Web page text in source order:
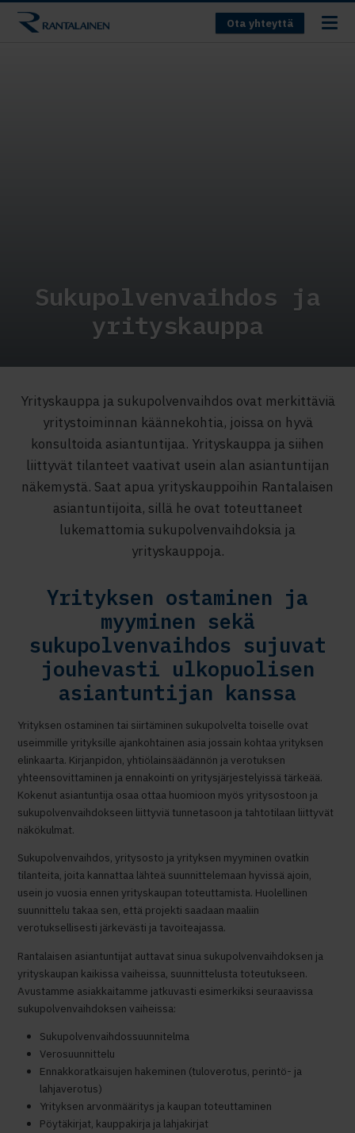
Ota yhteyttä
Sukupolvenvaihdos ja
yrityskauppa
Yrityskauppa ja sukupolvenvaihdos ovat merkittäviä
yritystoiminnan käännekohtia, joissa on hyvä
konsultoida asiantuntijaa. Yrityskauppa ja siihen
liittyvät tilanteet vaativat usein alan asiantuntijan
näkemystä. Saat apua yrityskauppoihin Rantalaisen
asiantuntijoita, sillä he ovat toteuttaneet
lukemattomia sukupolvenvaihdoksia ja
yrityskauppoja.
Yrityksen ostaminen ja
myyminen sekä
sukupolvenvaihdos sujuvat
jouhevasti ulkopuolisen
asiantuntijan kanssa
Yrityksen ostaminen tai siirtäminen sukupolvelta toiselle ovat
useimmille yrityksille ajankohtainen asia jossain kohtaa yrityksen
elinkaarta. Kirjanpidon, yhtiölainsäädännön ja verotuksen
yhteensovittaminen ja ennakointi on yritysjärjestelyissä tärkeää.
Kokenut asiantuntija osaa ottaa huomioon myös yritysostoon ja
sukupolvenvaihdokseen liittyviä tunnetasoon ja tahtotilaan liittyvät
näkökulmat.
Sukupolvenvaihdos, yritysosto ja yrityksen myyminen ovatkin
tilanteita, joita kannattaa lähteä suunnittelemaan hyvissä ajoin,
usein jo vuosia ennen yrityskaupan toteuttamista. Huolellinen
suunnittelu takaa sen, että projekti saadaan maaliin
verotuksellisesti järkevästi ja tavoiteajassa.
Rantalaisen asiantuntijat auttavat sinua sukupolvenvaihdoksen ja
yrityskaupan kaikissa vaiheissa, suunnittelusta toteutukseen.
Avustamme asiakkaitamme jatkuvasti esimerkiksi seuraavissa
sukupolvenvaihdoksen vaiheissa:
Sukupolvenvaihdossuunnitelma
Verosuunnittelu
Ennakkoratkaisujen hakeminen (tuloverotus, perintö- ja
lahjaverotus)
Yrityksen arvonmääritys ja kaupan toteuttaminen
Pöytäkirjat, kauppakirja ja lahjakirjat